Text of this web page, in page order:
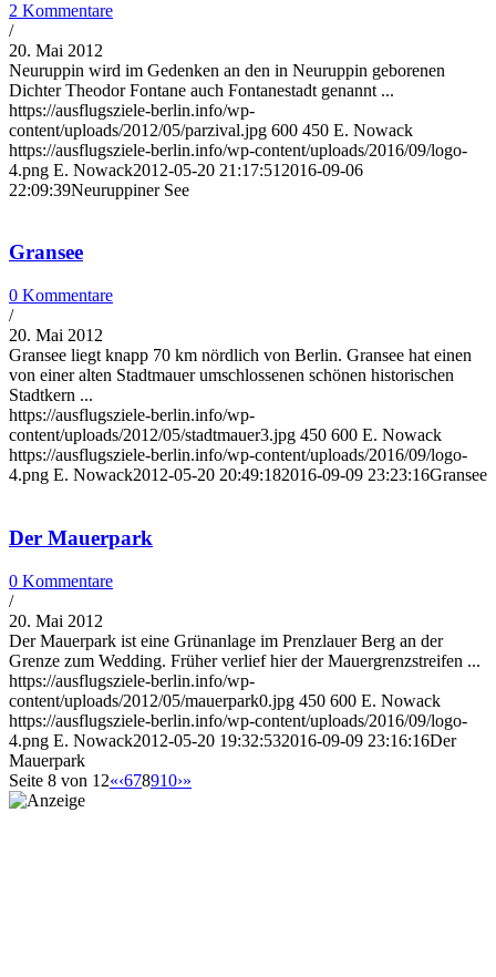
2 Kommentare
/
20. Mai 2012
Neuruppin wird im Gedenken an den in Neuruppin geborenen
Dichter Theodor Fontane auch Fontanestadt genannt ...
https://ausflugsziele-berlin.info/wp-
content/uploads/2012/05/parzival.jpg 600 450 E. Nowack
https://ausflugsziele-berlin.info/wp-content/uploads/2016/09/logo-
4.png E. Nowack2012-05-20 21:17:51 2016-09-06
22:09:39Neuruppiner See
Gransee
0 Kommentare
/
20. Mai 2012
Gransee liegt knapp 70 km nördlich von Berlin. Gransee hat einen
von einer alten Stadtmauer umschlossenen schönen historischen
Stadtkern ...
https://ausflugsziele-berlin.info/wp-
content/uploads/2012/05/stadtmauer3.jpg 450 600 E. Nowack
https://ausflugsziele-berlin.info/wp-content/uploads/2016/09/logo-
4.png E. Nowack2012-05-20 20:49:182016-09-09 23:23:16Gransee
Der Mauerpark
0 Kommentare
/
20. Mai 2012
Der Mauerpark ist eine Grünanlage im Prenzlauer Berg an der
Grenze zum Wedding. Früher verlief hier der Mauer­grenz­streifen ...
https://ausflugsziele-berlin.info/wp-
content/uploads/2012/05/mauerpark0.jpg 450 600 E. Nowack
https://ausflugsziele-berlin.info/wp-content/uploads/2016/09/logo-
4.png E. Nowack2012-05-20 19:32:532016-09-09 23:16:16Der
Mauerpark
Seite 8 von 12«‹678910›»